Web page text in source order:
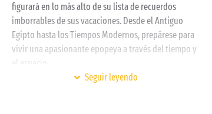
figurará en lo más alto de su lista de recuerdos
imborrables de sus vacaciones. Desde el Antiguo
Egipto hasta los Tiempos Modernos, prepárese para
vivir una apasionante epopeya a través del tiempo y
el espacio.
Para preparar su visita de la mejor manera posible,
Seguir leyendo